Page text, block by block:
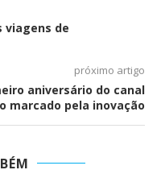
viagens de
próximo artigo
aniversário do canal
marcado pela inovação